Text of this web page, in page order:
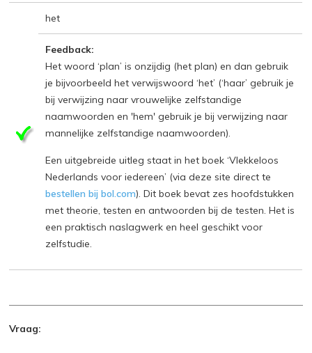
het
Feedback:
Het woord ‘plan’ is onzijdig (het plan) en dan gebruik
je bijvoorbeeld het verwijswoord ‘het’ (‘haar’ gebruik je
bij verwijzing naar vrouwelijke zelfstandige
naamwoorden en 'hem' gebruik je bij verwijzing naar
mannelijke zelfstandige naamwoorden).
Een uitgebreide uitleg staat in het boek ‘Vlekkeloos
Nederlands voor iedereen’ (via deze site direct te
bestellen bij bol.com). Dit boek bevat zes hoofdstukken
met theorie, testen en antwoorden bij de testen. Het is
een praktisch naslagwerk en heel geschikt voor
zelfstudie.
Vraag: